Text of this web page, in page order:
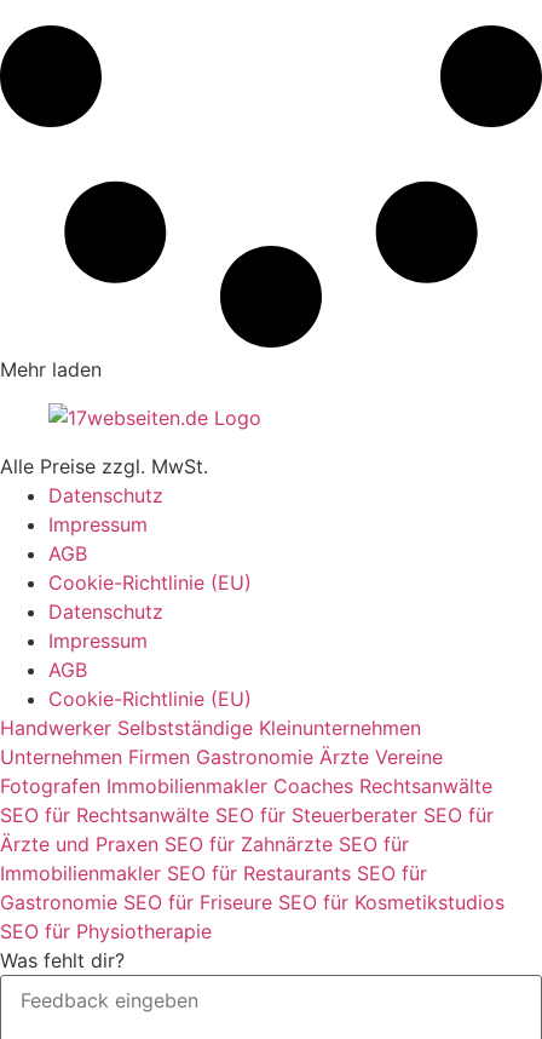
Mehr laden
Alle Preise zzgl. MwSt.
Datenschutz
Impressum
AGB
Cookie-Richtlinie (EU)
Datenschutz
Impressum
AGB
Cookie-Richtlinie (EU)
Handwerker Selbstständige Kleinunternehmen
Unternehmen Firmen Gastronomie Ärzte Vereine
Fotografen Immobilienmakler Coaches Rechtsanwälte
SEO für Rechtsanwälte SEO für Steuerberater SEO für
Ärzte und Praxen SEO für Zahnärzte SEO für
Immobilienmakler SEO für Restaurants SEO für
Gastronomie SEO für Friseure SEO für Kosmetikstudios
SEO für Physiotherapie
Was fehlt dir?